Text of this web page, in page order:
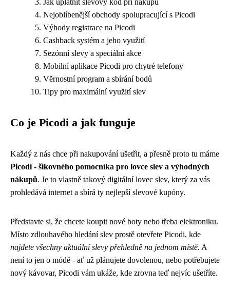
Jak uplatnit slevový kód při nákupu
Nejoblíbenější obchody spolupracující s Picodi
Výhody registrace na Picodi
Cashback systém a jeho využití
Sezónní slevy a speciální akce
Mobilní aplikace Picodi pro chytré telefony
Věrnostní program a sbírání bodů
Tipy pro maximální využití slev
Co je Picodi a jak funguje
Každý z nás chce při nakupování ušetřit, a přesně proto tu máme
Picodi - šikovného pomocníka pro lovce slev a výhodných
nákupů. Je to vlastně takový digitální lovec slev, který za vás
prohledává internet a sbírá ty nejlepší slevové kupóny.
Představte si, že chcete koupit nové boty nebo třeba elektroniku.
Místo zdlouhavého hledání slev prostě otevřete Picodi, kde
najdete všechny aktuální slevy přehledně na jednom místě. A
není to jen o módě - ať už plánujete dovolenou, nebo potřebujete
nový kávovar, Picodi vám ukáže, kde zrovna teď nejvíc ušetříte.